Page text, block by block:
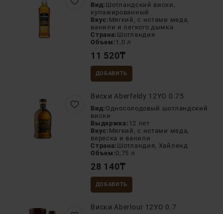
Вид: Шотландский виски,
купажированный
Вкус: Мягкий, с нотами меда,
ванили и легкого дымка
Страна: Шотландия
Объем:1,0 л
11 520₸
ДОБАВИТЬ
Виски Aberfeldy 12YO 0.75
Вид: Односолодовый шотландский
виски
Выдержка: 12 лет
Вкус: Мягкий, с нотами меда,
вереска и ванили
Страна: Шотландия, Хайленд
Объем:0,75 л
28 140₸
ДОБАВИТЬ
Виски Aberlour 12YO 0.7